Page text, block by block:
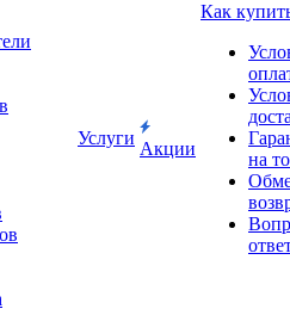
Услуги
Акции
Как
на